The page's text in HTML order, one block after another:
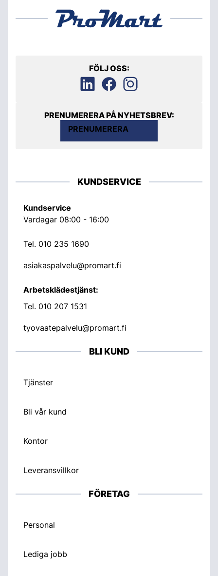
FÖLJ OSS:
PRENUMERERA PÅ NYHETSBREV:
PRENUMERERA
KUNDSERVICE
Kundservice
Vardagar 08:00 - 16:00
Tel. 010 235 1690
asiakaspalvelu@promart.fi
Arbetsklädestjänst:
Tel. 010 207 1531
tyovaatepalvelu@promart.fi
BLI KUND
Tjänster
Bli vår kund
Kontor
Leveransvillkor
FÖRETAG
Personal
Lediga jobb